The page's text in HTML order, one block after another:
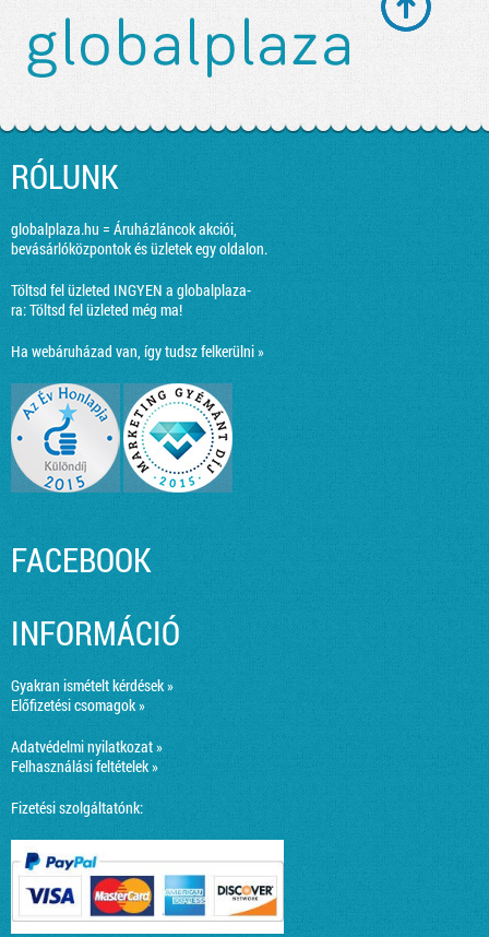
RÓLUNK
globalplaza.hu = Áruházláncok akciói,
bevásárlóközpontok és üzletek egy oldalon.
Töltsd fel üzleted INGYEN a globalplaza-
ra:Töltsd fel üzleted még ma!
Ha webáruházad van, így tudsz felkerülni »
FACEBOOK
INFORMÁCIÓ
Gyakran ismételt kérdések »
Előfizetési csomagok »
Adatvédelmi nyilatkozat »
Felhasználási feltételek »
Fizetési szolgáltatónk: